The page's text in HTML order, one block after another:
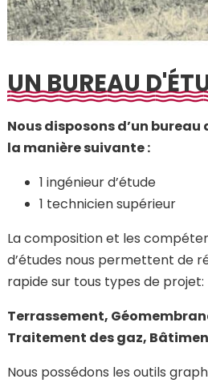
UN BUREAU
Nous disposons d’un
la manière suivante :
1 ingénieur d’étude
1 technicien supérieur
La composition et les
d’études nous permettent de
rapide sur tous types de projet:
Terrassement,
Traitement des gaz,
Nous possédons les outils